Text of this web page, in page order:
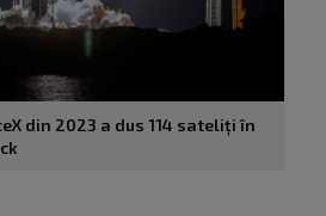
din 2023 a dus 114 sateliți în